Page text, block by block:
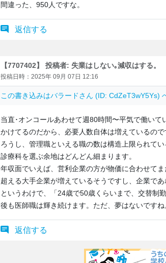
間違った、950人ですな。
返信する
【7707402】 投稿者: 失業はしない｡減収はする。
投稿日時：2025年 09月 07日 12:16
この書き込みはバラードさん (ID: CdZeT3wY5Ys)
当直･オンコールあわせて週80時間〜平気で働い
かけてるのだから、必要人数自体は増えているの
ろうし、管理職といえる職の数は構造上限られて
診療科を選ぶ余地はどんどん細まります。
年収面でいえば、営利企業の方が物価に合わせて
超える大手企業が増えているそうですし、企業で
というわけで、「24歳で50歳くらいまで、交替制
後も医師職は輝き続けます。ただ、夢はないですね
返信する